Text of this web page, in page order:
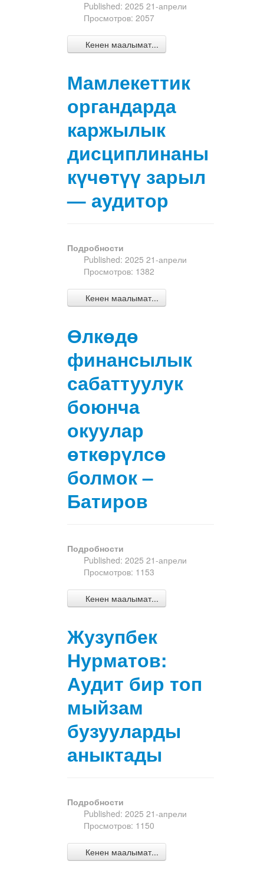
Published: 2025 21-апрели
Просмотров: 2057
Кенен маалымат...
Мамлекеттик
органдарда
каржылык
дисциплинаны
күчөтүү зарыл
— аудитор
Подробности
Published: 2025 21-апрели
Просмотров: 1382
Кенен маалымат...
Өлкөдө
финансылык
сабаттуулук
боюнча
окуулар
өткөрүлсө
болмок –
Батиров
Подробности
Published: 2025 21-апрели
Просмотров: 1153
Кенен маалымат...
Жузупбек
Нурматов:
Аудит бир топ
мыйзам
бузууларды
аныктады
Подробности
Published: 2025 21-апрели
Просмотров: 1150
Кенен маалымат...